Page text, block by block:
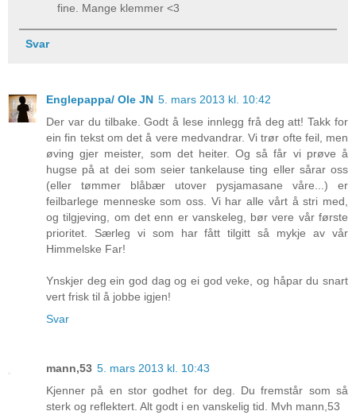
fine. Mange klemmer <3
Svar
Englepappa/ Ole JN 5. mars 2013 kl. 10:42
Der var du tilbake. Godt å lese innlegg frå deg att! Takk for
ein fin tekst om det å vere medvandrar. Vi trør ofte feil, men
øving gjer meister, som det heiter. Og så får vi prøve å
hugse på at dei som seier tankelause ting eller sårar oss
(eller tømmer blåbær utover pysjamasane våre...) er
feilbarlege menneske som oss. Vi har alle vårt å stri med,
og tilgjeving, om det enn er vanskeleg, bør vere vår første
prioritet. Særleg vi som har fått tilgitt så mykje av vår
Himmelske Far!
Ynskjer deg ein god dag og ei god veke, og håpar du snart
vert frisk til å jobbe igjen!
Svar
mann,53 5. mars 2013 kl. 10:43
Kjenner på en stor godhet for deg. Du fremstår som så
sterk og reflektert. Alt godt i en vanskelig tid. Mvh mann,53